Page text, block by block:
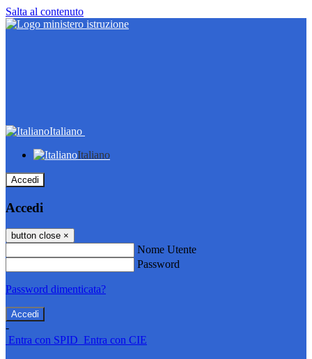
Salta al contenuto
Italiano
Italiano
Accedi
Accedi
button close ×
Nome Utente
Password
Password dimenticata?
-
Entra con SPID Entra con CIE